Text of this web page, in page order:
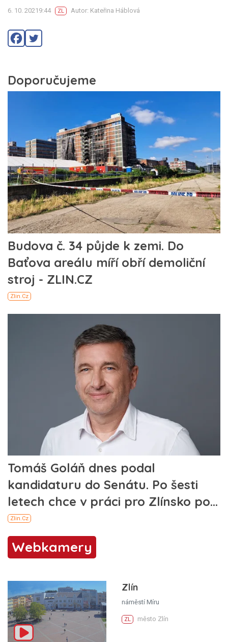
6. 10. 20219:44 ZL Autor: Kateřina Háblová
Webkamery
Zlín
náměstí Míru
ZL město Zlín